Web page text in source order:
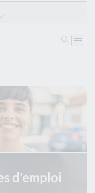
d'emploi